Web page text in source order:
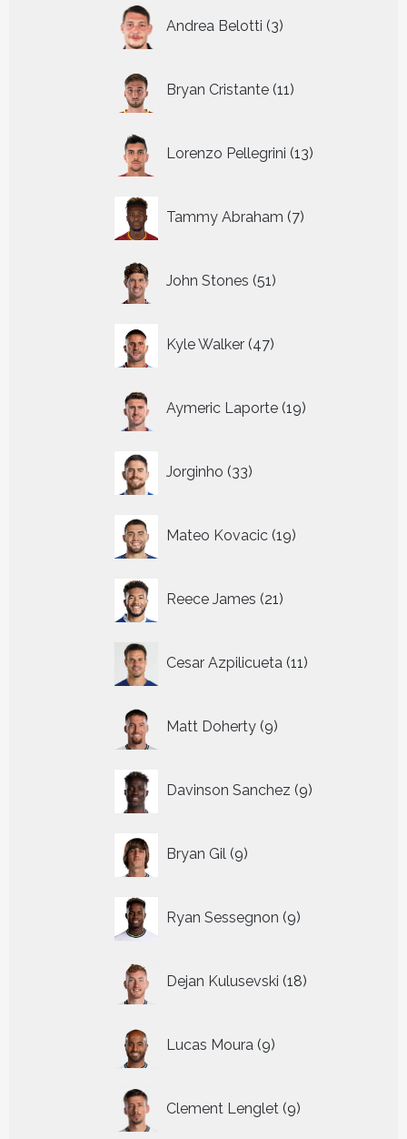
Andrea Belotti 3
producten
Bryan Cristante 11
producten
Lorenzo Pellegrini 13
producten
Tammy Abraham 7
producten
John Stones 51
producten
Kyle Walker 47
producten
Aymeric Laporte 19
producten
Jorginho 33
producten
Mateo Kovacic 19
producten
Reece James 21
producten
Cesar Azpilicueta 11
producten
Matt Doherty 9
producten
Davinson Sanchez 9
producten
Bryan Gil 9
producten
Ryan Sessegnon 9
producten
Dejan Kulusevski 18
producten
Lucas Moura 9
producten
Clement Lenglet 9
producten